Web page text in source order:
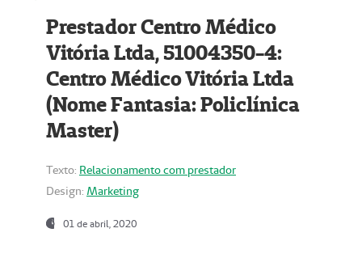
Prestador Centro Médico
Vitória Ltda, 51004350-4:
Centro Médico Vitória Ltda
(Nome Fantasia: Policlínica
Master)
Texto: Relacionamento com prestador
Design: Marketing
01 de abril, 2020